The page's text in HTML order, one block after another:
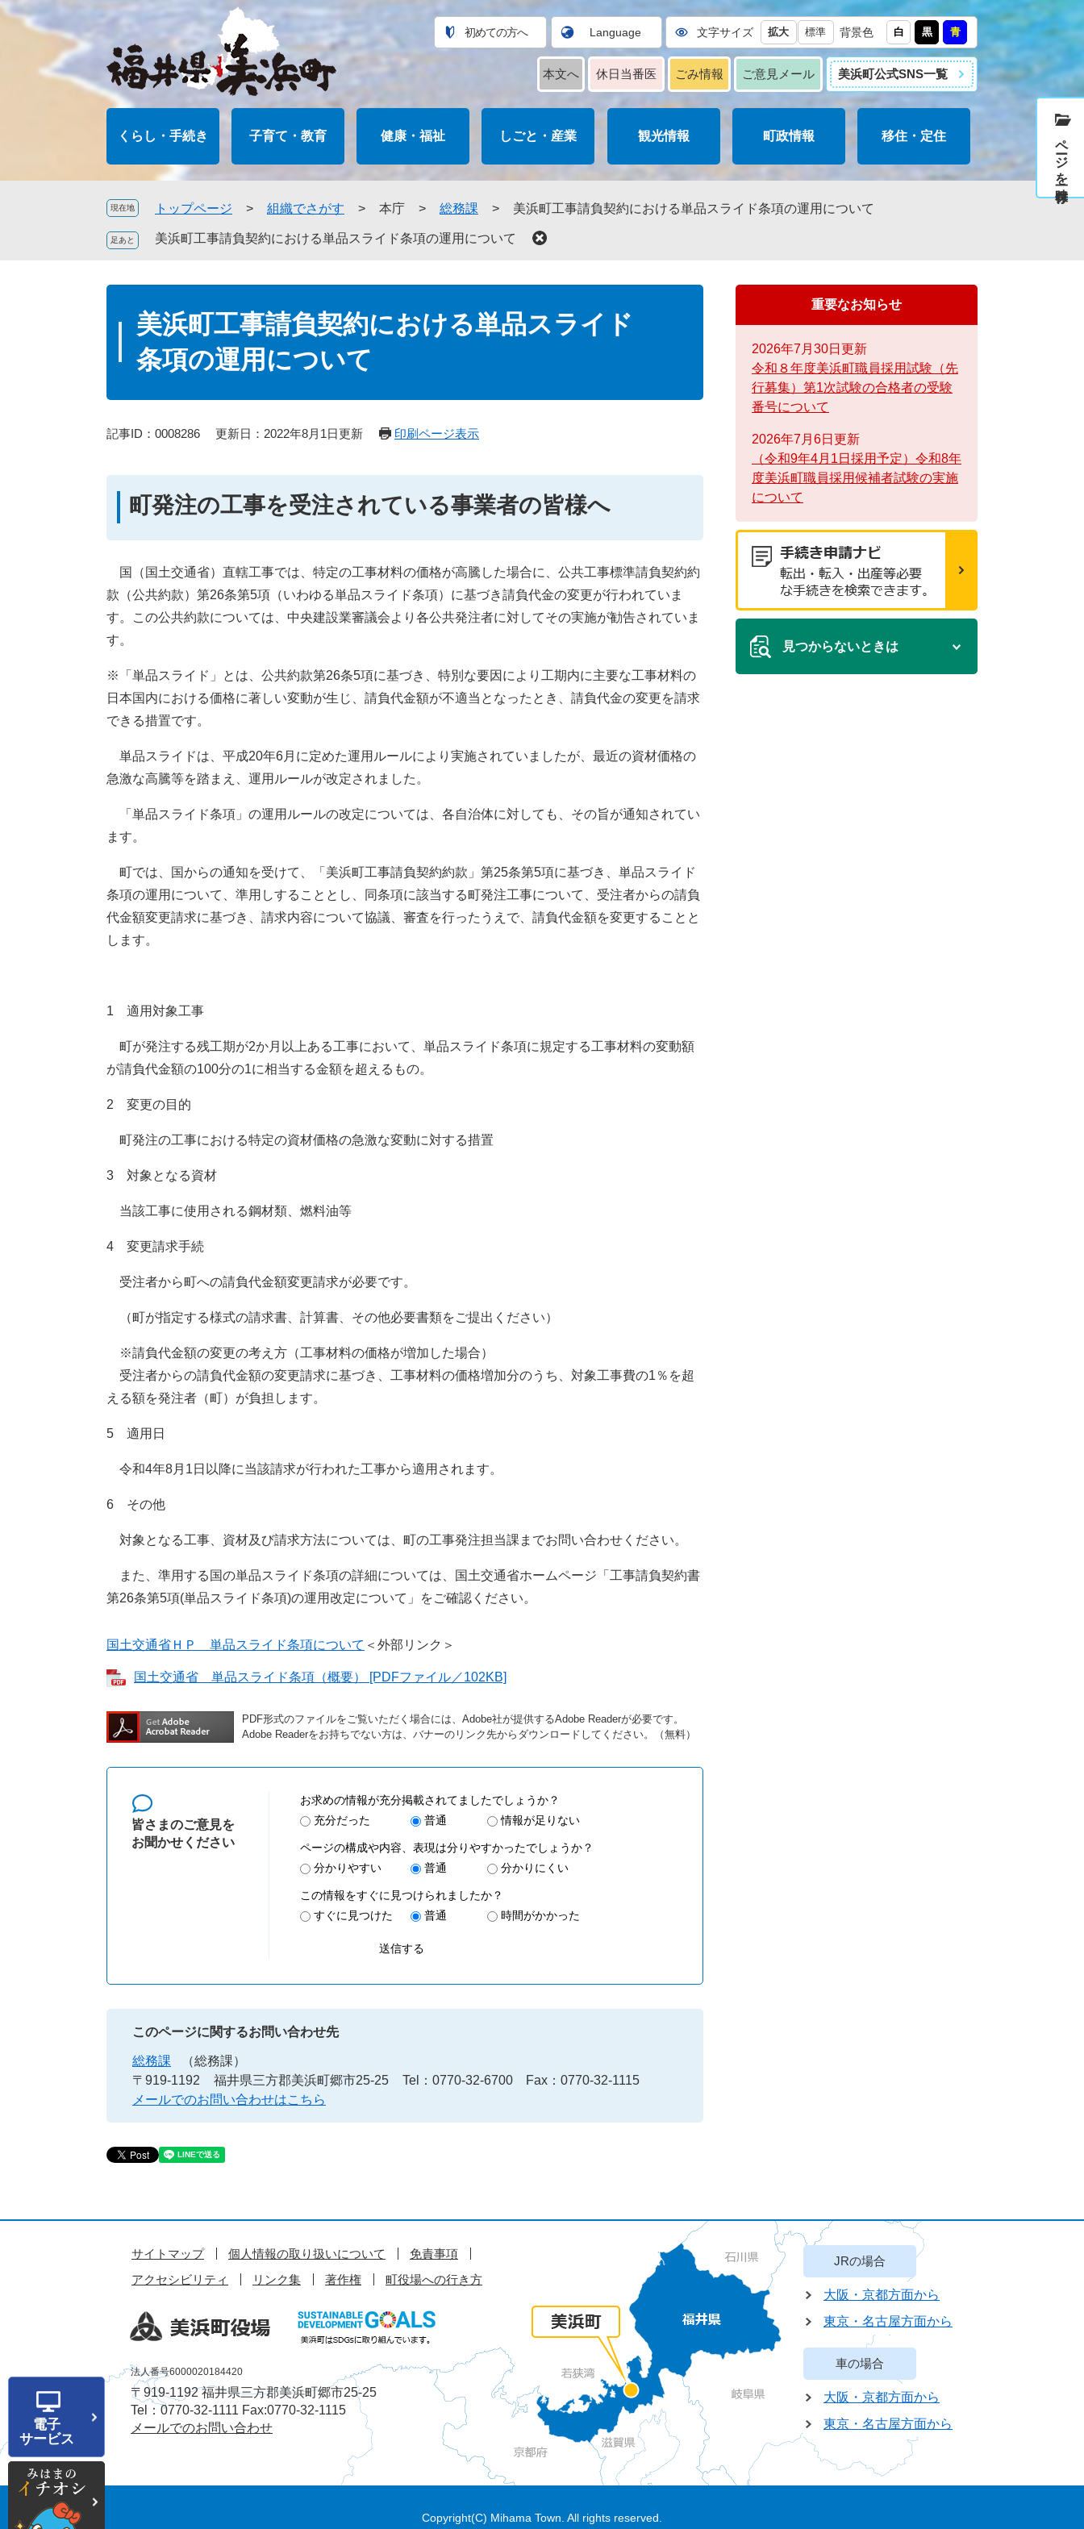
ペ
メ
本
初めての方へ Language 文字サイズ 拡大 標準 背景色 白 黒 青
本文へ 休日当番医 ごみ情報 ご意見メール 美浜町公式SNS一覧
くらし・手続き 子育て・教育 健康・福祉 しごと・産業 観光情報 町政情報 移住・定住
現在地 トップページ > 組織でさがす > 本庁 > 総務課 > 美浜町工事請負契約における単品スライド条項の運用について
美浜町工事請負契約における単品スライド条項の運用について
美浜町工事請負契約における単品スライド
条項の運用について
記事ID：0008286 更新日：2022年8月1日更新 印刷ページ表示
町発注の工事を受注されている事業者の皆様へ
国（国土交通省）直轄工事では、特定の工事材料の価格が高騰した場合に、公共工事標準請負契約約
款（公共約款）第26条第5項（いわゆる単品スライド条項）に基づき請負代金の変更が行われていま
す。この公共約款については、中央建設業審議会より各公共発注者に対してその実施が勧告されていま
す。
※「単品スライド」とは、公共約款第26条5項に基づき、特別な要因により工期内に主要な工事材料の
日本国内における価格に著しい変動が生じ、請負代金額が不適当となったとき、請負代金の変更を請求
できる措置です。
単品スライドは、平成20年6月に定めた運用ルールにより実施されていましたが、最近の資材価格の
急激な高騰等を踏まえ、運用ルールが改定されました。
「単品スライド条項」の運用ルールの改定については、各自治体に対しても、その旨が通知されてい
ます。
町では、国からの通知を受けて、「美浜町工事請負契約約款」第25条第5項に基づき、単品スライド
条項の運用について、準用しすることとし、同条項に該当する町発注工事について、受注者からの請負
代金額変更請求に基づき、請求内容について協議、審査を行ったうえで、請負代金額を変更することと
します。
1 適用対象工事
町が発注する残工期が2か月以上ある工事において、単品スライド条項に規定する工事材料の変動額
が請負代金額の100分の1に相当する金額を超えるもの。
2 変更の目的
町発注の工事における特定の資材価格の急激な変動に対する措置
3 対象となる資材
当該工事に使用される鋼材類、燃料油等
4 変更請求手続
受注者から町への請負代金額変更請求が必要です。
（町が指定する様式の請求書、計算書、その他必要書類をご提出ください）
※請負代金額の変更の考え方（工事材料の価格が増加した場合）
受注者からの請負代金額の変更請求に基づき、工事材料の価格増加分のうち、対象工事費の1％を超
える額を発注者（町）が負担します。
5 適用日
令和4年8月1日以降に当該請求が行われた工事から適用されます。
6 その他
対象となる工事、資材及び請求方法については、町の工事発注担当課までお問い合わせください。
また、準用する国の単品スライド条項の詳細については、国土交通省ホームページ「工事請負契約書
第26条第5項(単品スライド条項)の運用改定について」をご確認ください。
国土交通省ＨＰ 単品スライド条項について ＜外部リンク＞
国土交通省 単品スライド条項（概要） [PDFファイル／102KB]
PDF形式のファイルをご覧いただく場合には、Adobe社が提供するAdobe Readerが必要です。
Adobe Readerをお持ちでない方は、バナーのリンク先からダウンロードしてください。（無料）
皆さまのご意見を
お聞かせください
お求めの情報が充分掲載されてましたでしょうか？
充分だった
普通 情報が足りない
ページの構成や内容、表現は分りやすかったでしょうか？
分かりやすい
普通 分かりにくい
この情報をすぐに見つけられましたか？
すぐに見つけた
普通 時間がかかった
このページに関するお問い合わせ先
総務課
（総務課）
〒919-1192
福井県三方郡美浜町郷市25-25 Tel：0770-32-6700
Fax：0770-32-1115
メールでのお問い合わせはこちら
重要なお知らせ
2026年7月30日更新
令和８年度美浜町職員採用試験（先
行募集）第1次試験の合格者の受験
番号について
2026年7月6日更新
（令和9年4月1日採用予定）令和8年
度美浜町職員採用候補者試験の実施
について
見つからないときは
サイトマップ 個人情報の取り扱いについて
免責事項
アクセシビリティ
リンク集 著作権 町役場への行き方
法人番号6000020184420
〒919-1192 福井県三方郡美浜町郷市25-25
Tel：0770-32-1111 Fax:0770-32-1115
メールでのお問い合わせ
電子
サービス
JRの場合
大阪・京都方面から
東京・名古屋方面から
車の場合
大阪・京都方面から
東京・名古屋方面から
Copyright(C) Mihama Town. All rights reserved.
ページを一時保存